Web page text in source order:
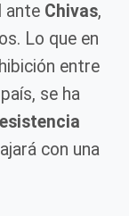
ante Chivas,
Lo que en
entre
se ha
con una